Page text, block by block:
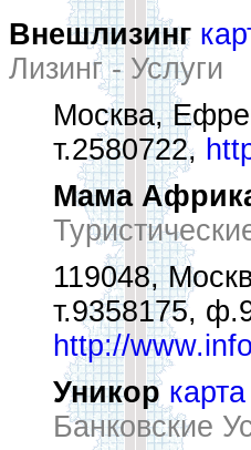
Внешлизинг
Лизинг - Услуги
Москва,
т.2580722,
Мама
119048,
т.9358175,
http://
Уникор карта
Банковские